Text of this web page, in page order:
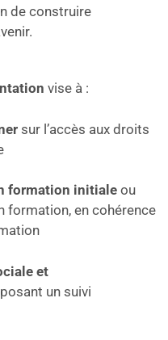
de construire
vise à :
sur l’accès aux droits
formation initiale ou
formation, en cohérence
et
un suivi